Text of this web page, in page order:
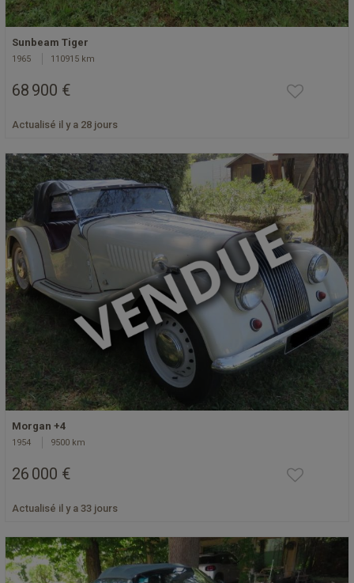
Sunbeam Tiger
1965 110915 km
68 900 €
Actualisé il y a 28 jours
Morgan +4
1954 9500 km
26 000 €
Actualisé il y a 33 jours